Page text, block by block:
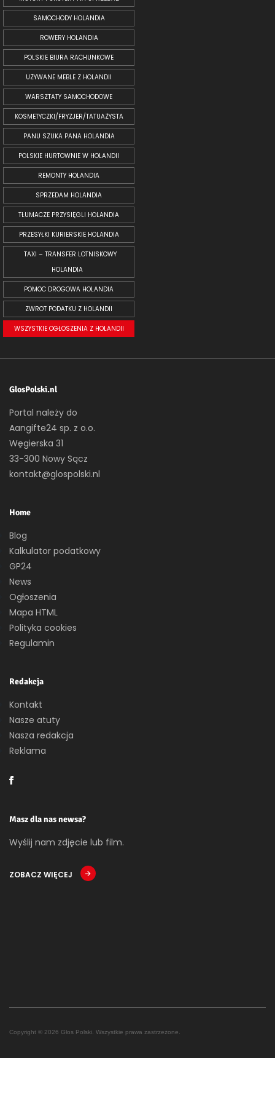
SAMOCHODY HOLANDIA
ROWERY HOLANDIA
POLSKIE BIURA RACHUNKOWE
UŻYWANE MEBLE Z HOLANDII
WARSZTATY SAMOCHODOWE
KOSMETYCZKI/FRYZJER/TATUAŻYSTA
PANU SZUKA PANA HOLANDIA
POLSKIE HURTOWNIE W HOLANDII
REMONTY HOLANDIA
SPRZEDAM HOLANDIA
TŁUMACZE PRZYSIĘGLI HOLANDIA
PRZESYŁKI KURIERSKIE HOLANDIA
TAXI – TRANSFER LOTNISKOWY
HOLANDIA
POMOC DROGOWA HOLANDIA
ZWROT PODATKU Z HOLANDII
WSZYSTKIE OGŁOSZENIA Z HOLANDII
GlosPolski.nl
Portal należy do
Aangifte24 sp. z o.o.
Węgierska 31
33-300 Nowy Sącz
kontakt@glospolski.nl
Home
Blog
Kalkulator podatkowy
GP24
News
Ogłoszenia
Mapa HTML
Polityka cookies
Regulamin
Redakcja
Kontakt
Nasze atuty
Nasza redakcja
Reklama
Masz dla nas newsa?
Wyślij nam zdjęcie lub film.
ZOBACZ WIĘCEJ
Copyright © 2026 Głos Polski. Wszystkie prawa zastrzeżone.